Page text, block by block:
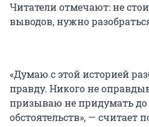
Читатели отмечают: не
выводов, нужно
«Думаю с этой историей
правду. Никого не
призываю не придумать
обстоятельств», — считает